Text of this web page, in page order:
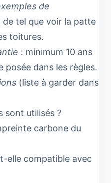
de
de tel que voir la patte
toitures.
: minimum 10 ans
posée dans les règles.
(liste à garder dans
sont utilisés ?
carbone du
elle compatible avec